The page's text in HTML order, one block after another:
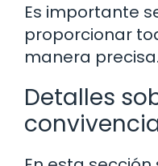
Es importante
proporcionar
manera precisa.
Detalles